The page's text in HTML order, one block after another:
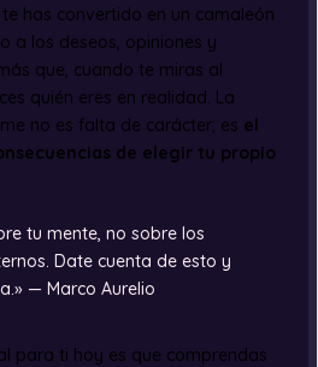
has convertido en un camaleón
a los deseos, opiniones y
que, cuando te miras al
quién eres en realidad. La
no es falta de carácter; es el
de elegir tu propio
tu mente, no sobre los
Date cuenta de esto y
— Marco Aurelio
para ti hoy es que comprendas